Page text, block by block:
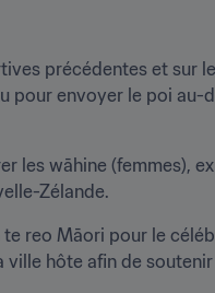
précédentes et sur
pour envoyer le poi au-
les wāhine (femmes),
Zélande.
reo Māori pour le
ville hôte afin de